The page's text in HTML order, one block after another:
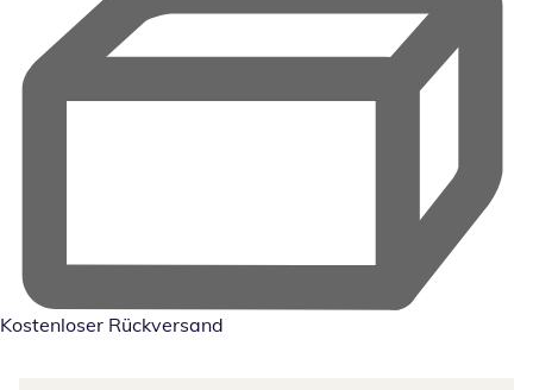
Kostenloser Rückversand